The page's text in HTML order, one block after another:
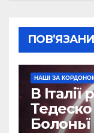
НАШІ ЗА
В
Болоньї